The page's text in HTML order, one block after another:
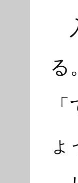
る